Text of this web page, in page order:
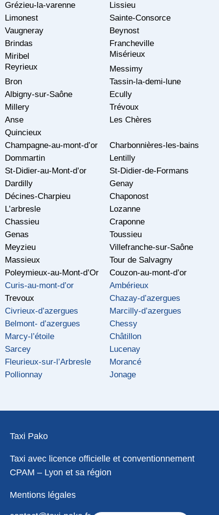
Grézieu-la-varenne
Lissieu
Limonest
Sainte-Consorce
Vaugneray
Beynost
Brindas
Francheville
Miribel
Misérieux
Reyrieux
Messimy
Bron
Tassin-la-demi-lune
Albigny-sur-Saône
Ecully
Millery
Trévoux
Anse
Les Chères
Quincieux
Champagne-au-mont-d’or
Charbonnières-les-bains
Dommartin
Lentilly
St-Didier-au-Mont-d’or
St-Didier-de-Formans
Dardilly
Genay
Décines-Charpieu
Chaponost
L’arbresle
Lozanne
Chassieu
Craponne
Genas
Toussieu
Meyzieu
Villefranche-sur-Saône
Massieux
Tour de Salvagny
Poleymieux-au-Mont-d’Or
Couzon-au-mont-d’or
Curis-au-mont-d’or
Ambérieux
Trevoux
Chazay-d’azergues
Civrieux-d’azergues
Marcilly-d’azergues
Belmont- d’azergues
Chessy
Marcy-l’étoile
Châtillon
Sarcey
Lucenay
Fleurieux-sur-l’Arbresle
Morancé
Pollionnay
Jonage
Taxi Pako
Taxi avec licence officielle et conventionnement
CPAM – Lyon et sa région
Mentions légales